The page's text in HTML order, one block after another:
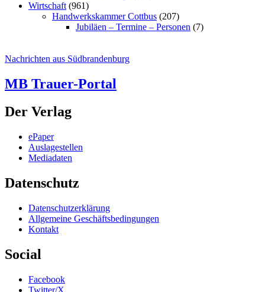
Wirtschaft (961)
Handwerkskammer Cottbus (207)
Jubiläen – Termine – Personen (7)
Nachrichten aus Südbrandenburg
MB Trauer-Portal
Der Verlag
ePaper
Auslagestellen
Mediadaten
Datenschutz
Datenschutzerklärung
Allgemeine Geschäftsbedingungen
Kontakt
Social
Facebook
Twitter/X